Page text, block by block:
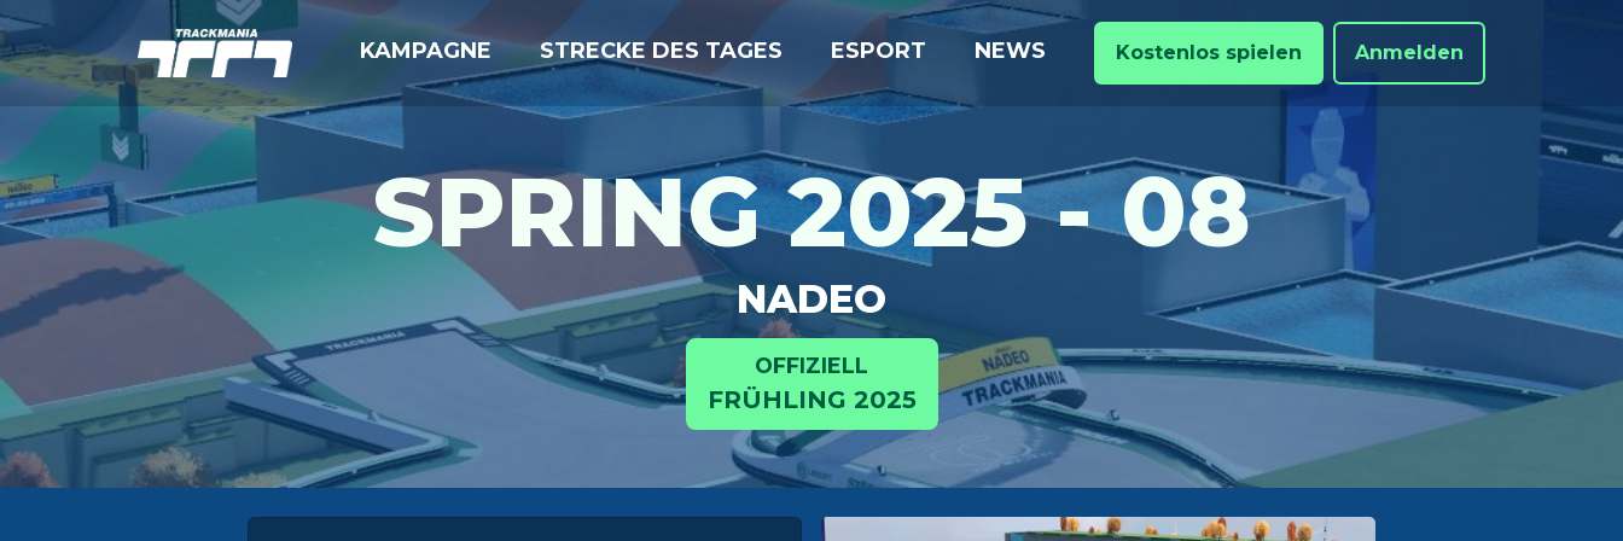
KAMPAGNE STRECKE DES TAGES ESPORT NEWS Kostenlos spielen Anmelden
SPRING 2025 - 08
NADEO
OFFIZIELL
FRÜHLING 2025